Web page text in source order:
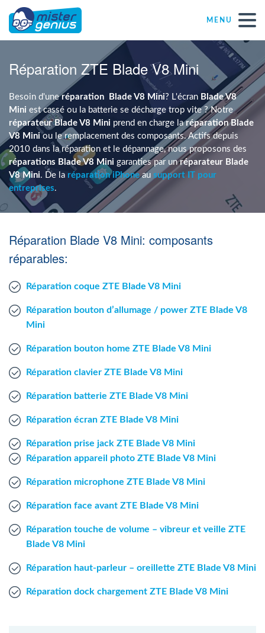
MENU
Réparations – Dépannages
Magasins informatiques toutes marques
Particulier
Indépendant
PME
ASBL
Agent Mac
Réparation ZTE Blade V8 Mini
Besoin d'uneréparation Blade V8 Mini? L'écran Blade V8
Mini est cassé ou la batterie se décharge trop vite ? Notre
réparateur Blade V8 Mini prend en charge laréparation Blade
V8 Mini ou le remplacement des composants. Actifs depuis
2010 dans la réparation et le dépannage, nous proposons des
réparations Blade V8 Mini garanties par unréparateur Blade
V8 Mini. De la réparation iPhoneau support IT pour
entreprises.
Réparation Blade V8 Mini: composants
réparables:
Réparation coque ZTE Blade V8 Mini
Réparation bouton d’allumage / power ZTE Blade V8
Mini
Réparation bouton home ZTE Blade V8 Mini
Réparation clavier ZTE Blade V8 Mini
Réparation batterie ZTE Blade V8 Mini
Réparation écran ZTE Blade V8 Mini
Réparation prise jack ZTE Blade V8 Mini
Réparation appareil photo ZTE Blade V8 Mini
Réparation microphone ZTE Blade V8 Mini
Réparation face avant ZTE Blade V8 Mini
Réparation touche de volume – vibreur et veille ZTE
Blade V8 Mini
Réparation haut-parleur – oreillette ZTE Blade V8 Mini
Réparation dock chargement ZTE Blade V8 Mini